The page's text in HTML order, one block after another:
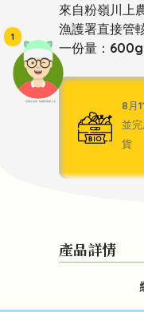
頭像生成器: 快樂家庭網上店
1
來自粉嶺川上
漁護署直接管
一份量：600g
8月
並
貨
產品詳情